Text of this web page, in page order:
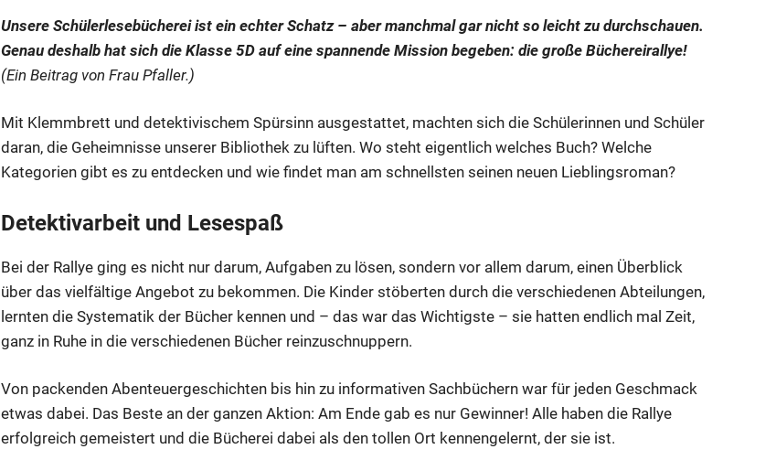
Unsere Schülerlesebücherei ist ein echter Schatz – aber manchmal gar nicht so leicht zu durchschauen.
Genau deshalb hat sich die Klasse 5D auf eine spannende Mission begeben: die große Büchereirallye!
(Ein Beitrag von Frau Pfaller.)
Mit Klemmbrett und detektivischem Spürsinn ausgestattet, machten sich die Schülerinnen und Schüler
daran, die Geheimnisse unserer Bibliothek zu lüften. Wo steht eigentlich welches Buch? Welche
Kategorien gibt es zu entdecken und wie findet man am schnellsten seinen neuen Lieblingsroman?
Detektivarbeit und Lesespaß
Bei der Rallye ging es nicht nur darum, Aufgaben zu lösen, sondern vor allem darum, einen Überblick
über das vielfältige Angebot zu bekommen. Die Kinder stöberten durch die verschiedenen Abteilungen,
lernten die Systematik der Bücher kennen und – das war das Wichtigste – sie hatten endlich mal Zeit,
ganz in Ruhe in die verschiedenen Bücher reinzuschnuppern.
Von packenden Abenteuergeschichten bis hin zu informativen Sachbüchern war für jeden Geschmack
etwas dabei. Das Beste an der ganzen Aktion: Am Ende gab es nur Gewinner! Alle haben die Rallye
erfolgreich gemeistert und die Bücherei dabei als den tollen Ort kennengelernt, der sie ist.